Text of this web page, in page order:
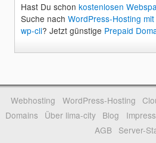
Hast Du schonkostenlosen
Suche nachWordPress-Hosting
wp-cli? Jetzt günstige Prepaid
Webhosting WordPress-Hosting
Domains
Über lima-city Blog
AGB
Server-